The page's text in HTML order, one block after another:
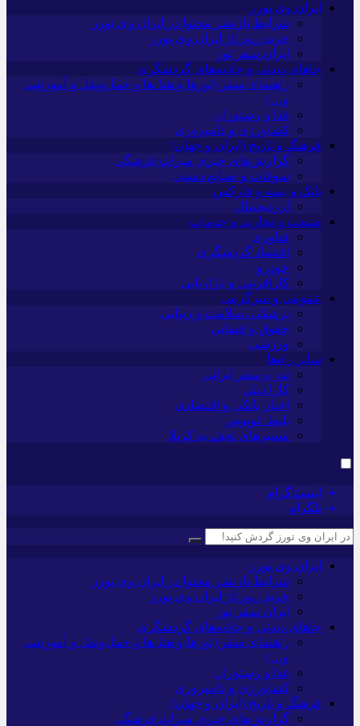
ایران وی تورز
شرایط بازنشر محتوا در ایران وی تورز
خرید رپورتاژ ایران وی تورز
ایران سفر تور
جاهای دیدنی و جاذبه‌های گردشگری
راهنمای سفر (تورها و هتل‌ها و حمل‌و‌نقل و آموزشی
و…)
غذا و رستوران
کشاورزی و دامپروری
فرهنگ و تاریخ (ایران و جهان)
گزارش‌های خبری میراث فرهنگی
سوغات و صنایع دستی
بانک و بیمه و فارکس
ارزدیجیتال
صنعت و تجارت و خدمات
فناوری
اقتصاد گردشگری
خودرو
کارآفرینی و بازاریابی
عمومی و سرگرمی
پزشکی، سلامت و زیبایی
حقوق و قضایی
ورزشی
سایر راه‌ها
تور و سفر ایرانی
کارا دیلی
اخبار بانکی و اقتصادی
بلیط اتوبوس
مسیرهای نجف به کربلا
اینستاگرام
تلگرام
ایران وی تورز
شرایط بازنشر محتوا در ایران وی تورز
خرید رپورتاژ ایران وی تورز
ایران سفر تور
جاهای دیدنی و جاذبه‌های گردشگری
راهنمای سفر (تورها و هتل‌ها و حمل‌و‌نقل و آموزشی
و…)
غذا و رستوران
کشاورزی و دامپروری
فرهنگ و تاریخ (ایران و جهان)
گزارش‌های خبری میراث فرهنگی